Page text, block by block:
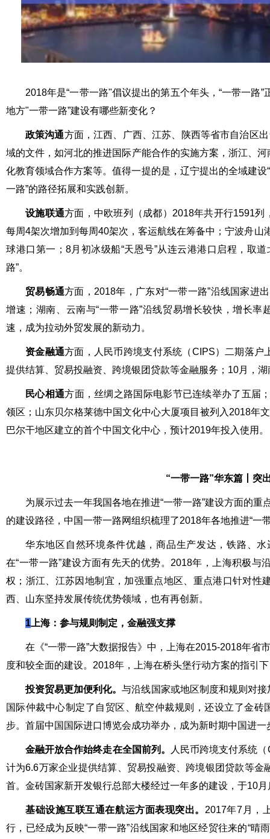
2018年是“一带一路"倡议提出的第五个年头，“一带一路
地方"一带一路”建设有哪些新变化？
政策沟通方面，江西、广西、江苏、陕西等省市自治区
域的文件，如河北的推进国际产能合作的实施方案，浙江、
化教育领域合作方案等。值得一提的是，辽宁提出的全域建
一路”的路径拓展和实践创新。
设施联通方面，中欧班列（成都）2018年共开行1591
每周4架次增加到每周40架次，客运航线在筹备中；宁波舟
球港口第一；8月初冰级船“天恩号”从连云港港口启程，取
路”。
贸易畅通方面，2018年，广东对“一带一路”沿线国家进
增速；湖南、云南与“一带一路”沿线贸易增长较快，增长
速，成为拉动外贸发展的新动力。
资金融通方面，人民币跨境支付系统（CIPS）二期落
提供结算、贸易投融资、跨境银团贷款等金融服务；10月，
民心相通方面，丝绸之路国际电影节已连续举办了五届
领区；山东贝尔格莱德中国文化中心大厦项目被列入2018年
巴尔干地区建立的首个中国文化中心，预计2019年投入使用。
“一带一路”华东篇丨突
为展示过去一年我国各地在推进“一带一路”建设方面的
的建设路径，中国一带一路网组织梳理了2018年各地推进“一
华东地区自然环境条件优越，商品生产发达，铁路、
在“一带一路”建设方面有先天的优势。2018年，上海积极
权；浙江、江苏因地制宜，加强重点地区、重点港口针对
西、山东坚持发展传统优势领域，也有再创新。
1上海：参与规则制定，金融强支撑
在《“一带一路”大数据报告》中，上海在2015-2018年省
度和较全面的建设。2018年，上海在桥头堡行动方案的指引
投资贸易更加便利化。与沿线国家或地区制度和规则对
国际仲裁中心制定了自贸区、航空仲裁规则，还设立了金
步。首届中国国际进口博览会成功举办，成为新时期中国进一
金融开放合作始终走在全国前列。
人民币跨境支付系统
计为6.6万家企业提供结算、贸易投融资、跨境银团贷款等
首。金砖国家新开发银行总部大楼经过一年多的建设，于10
基础设施互联互通在航运方面表现突出。 2017年7月，
行，已经成为反映“一带一路”沿线国家和地区经贸往来的“